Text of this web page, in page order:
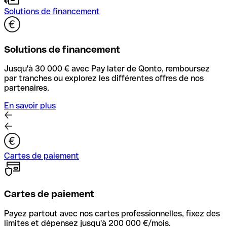
Solutions de financement
Solutions de financement
Jusqu'à 30 000 € avec Pay later de Qonto, remboursez
par tranches ou explorez les différentes offres de nos
partenaires.
En savoir plus
Cartes de paiement
Cartes de paiement
Payez partout avec nos cartes professionnelles, fixez des
limites et dépensez jusqu'à 200 000 €/mois.